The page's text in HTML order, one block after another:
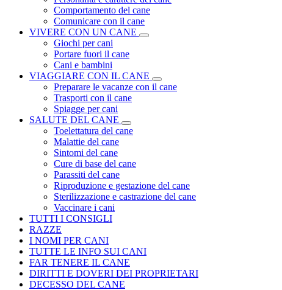
Comportamento del cane
Comunicare con il cane
VIVERE CON UN CANE
Giochi per cani
Portare fuori il cane
Cani e bambini
VIAGGIARE CON IL CANE
Preparare le vacanze con il cane
Trasporti con il cane
Spiagge per cani
SALUTE DEL CANE
Toelettatura del cane
Malattie del cane
Sintomi del cane
Cure di base del cane
Parassiti del cane
Riproduzione e gestazione del cane
Sterilizzazione e castrazione del cane
Vaccinare i cani
TUTTI I CONSIGLI
RAZZE
I NOMI PER CANI
TUTTE LE INFO SUI CANI
FAR TENERE IL CANE
DIRITTI E DOVERI DEI PROPRIETARI
DECESSO DEL CANE